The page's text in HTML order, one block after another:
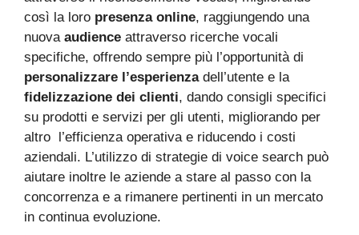
così la loro presenza online, raggiungendo una
nuova audience attraverso ricerche vocali
specifiche, offrendo sempre più l’opportunità di
personalizzare l’esperienzadell’utente e la
fidelizzazione dei clienti, dando consigli specifici
su prodotti e servizi per gli utenti, migliorando per
altro l’efficienza operativa e riducendo i costi
aziendali. L’utilizzo di strategie di voice search può
aiutare inoltre le aziende a stare al passo con la
concorrenza e a rimanere pertinenti in un mercato
in continua evoluzione.